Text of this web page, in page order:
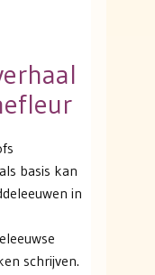
basis kan
in
schrijven.